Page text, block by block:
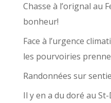
Chasse à l’orignal au
bonheur!
Face à l’urgence
les pourvoiries
Randonnées sur
Il y en a du doré au St-